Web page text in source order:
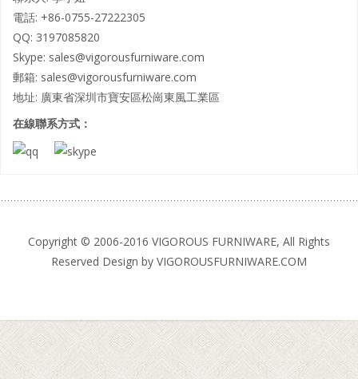
電話: +86-0755-27222305
QQ: 3197085820
Skype: sales@vigorousfurniware.com
郵箱: sales@vigorousfurniware.com
地址: 廣東省深圳市寶安區松崗東風工業區
在線聯系方式：
Copyright © 2006-2016 VIGOROUS FURNIWARE, All Rights
Reserved Design by VIGOROUSFURNIWARE.COM